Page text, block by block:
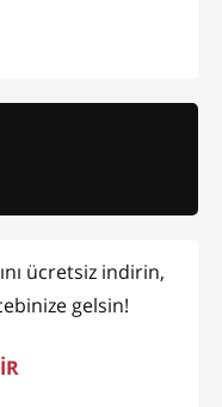
ücretsiz indirin,
gelsin!